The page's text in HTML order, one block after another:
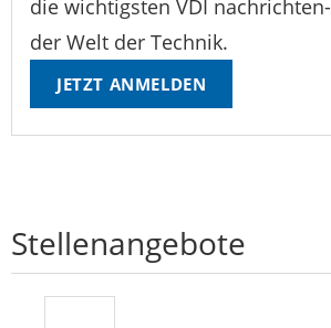
die wichtigsten VDI
der Welt der Technik.
JETZT ANMELDEN
Stellenangebote